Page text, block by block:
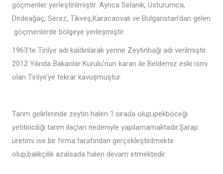
göçmenler yerleştirilmiştir. Ayrıca Selanik, Usturumca,
Dedeağaç, Serez, Tikveş,Karacaovalı ve Bulgaristan’dan gelen
göçmenlerde bölgeye yerleşmiştir.
1963’te Tirilye adı kaldırılarak yerine Zeytinbağı adı verilmiştir.
2012 Yılında Bakanlar Kurulu’nun kararı ile Beldemiz eski ismi
olan Tirilye’ye tekrar kavuşmuştur.
Tarım gelirlerinde zeytin halen 1.sırada olup,ipekböceği
yetitiriciliği tarım ilaçları nedeniyle yapılamamaktadır.Şarap
üretimi ise bir firma tarafından gerçekleştirilmekte
olup,balıkçılık azalsada halen devam etmektedir.